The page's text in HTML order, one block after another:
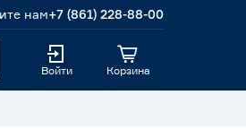
нам+7 (861) 228-88-00
Войти Корзина